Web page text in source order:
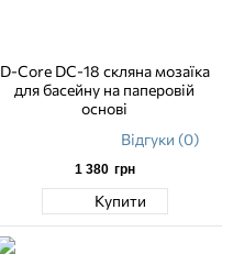
D-Core DC-18 скляна мозаїка
для басейну на паперовій
основі
Відгуки (0)
1 380 грн
Купити